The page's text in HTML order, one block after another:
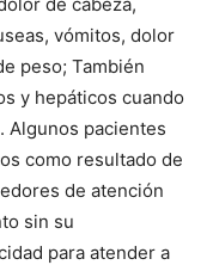
vómitos, dolor
peso; También
y hepáticos cuando
Algunos pacientes
como resultado de
de atención
sin su
para atender a